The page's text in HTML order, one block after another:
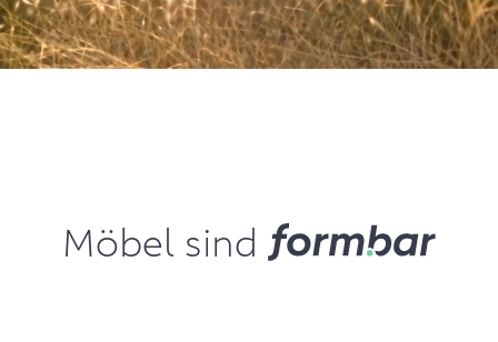
Möbel sind